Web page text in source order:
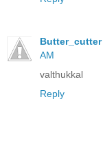
Butter_cutter
AM
valthukkal
Reply